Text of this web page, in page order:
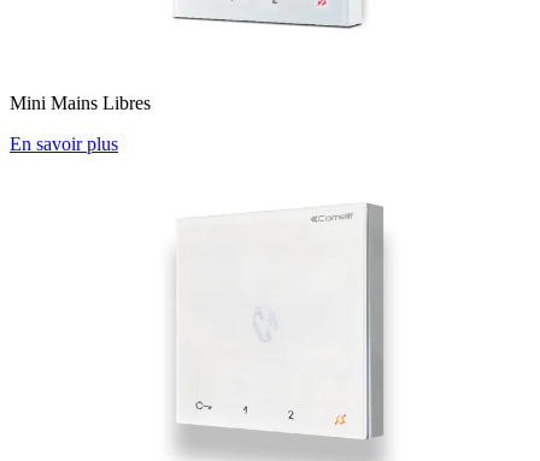
Mini Mains Libres
En savoir plus